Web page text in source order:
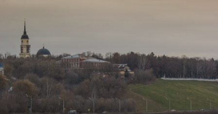
Образование
Общество
Погода
Праздники
Происшествия